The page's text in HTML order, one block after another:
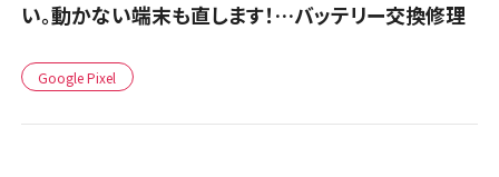
い。動かない端末も直します！…バッテリー交換修理
Google Pixel